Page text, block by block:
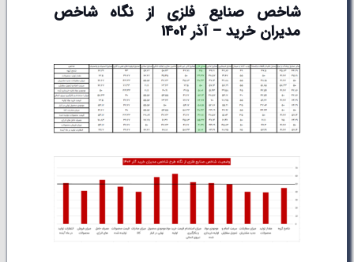
شاخص صنایع فلزی از نگاه شاخص
مدیران خرید – آذر 1402